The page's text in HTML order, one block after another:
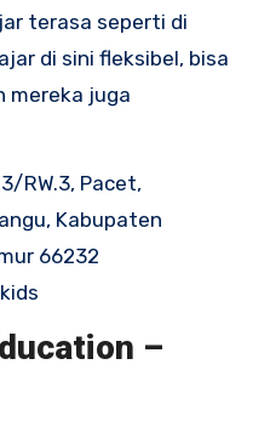
terasa seperti di
di sini fleksibel, bisa
mereka juga
RW.3, Pacet,
Kabupaten
66232
–